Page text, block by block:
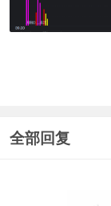
全部回复